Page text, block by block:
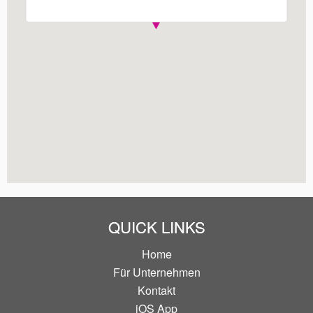
QUICK LINKS
Home
Für Unternehmen
Kontakt
iOS App